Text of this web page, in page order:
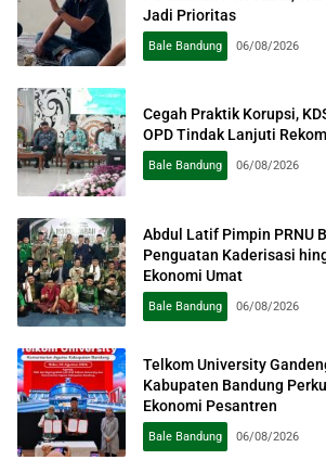
Jadi Prioritas
Bale Bandung 06/08/2026
Cegah Praktik Korupsi,
OPD Tindak Lanjuti
Bale Bandung 06/08/2026
Abdul Latif Pimpin PRNU
Penguatan Kaderisasi
Ekonomi Umat
Bale Bandung 06/08/2026
Telkom University
Kabupaten Bandung
Ekonomi Pesantren
Bale Bandung 06/08/2026